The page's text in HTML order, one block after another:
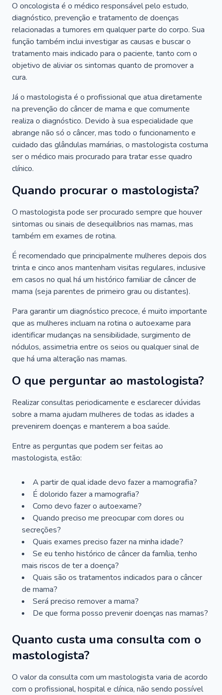
O oncologista é o médico responsável pelo estudo,
diagnóstico, prevenção e tratamento de doenças
relacionadas a tumores em qualquer parte do corpo. Sua
função também inclui investigar as causas e buscar o
tratamento mais indicado para o paciente, tanto com o
objetivo de aliviar os sintomas quanto de promover a
cura.
Já o mastologista é o profissional que atua diretamente
na prevenção do câncer de mama e que comumente
realiza o diagnóstico. Devido à sua especialidade que
abrange não só o câncer, mas todo o funcionamento e
cuidado das glândulas mamárias, o mastologista costuma
ser o médico mais procurado para tratar esse quadro
clínico.
Quando procurar o mastologista?
O mastologista pode ser procurado sempre que houver
sintomas ou sinais de desequilíbrios nas mamas, mas
também em exames de rotina.
É recomendado que principalmente mulheres depois dos
trinta e cinco anos mantenham visitas regulares, inclusive
em casos no qual há um histórico familiar de câncer de
mama (seja parentes de primeiro grau ou distantes).
Para garantir um diagnóstico precoce, é muito importante
que as mulheres incluam na rotina o autoexame para
identificar mudanças na sensibilidade, surgimento de
nódulos, assimetria entre os seios ou qualquer sinal de
que há uma alteração nas mamas.
O que perguntar ao mastologista?
Realizar consultas periodicamente e esclarecer dúvidas
sobre a mama ajudam mulheres de todas as idades a
prevenirem doenças e manterem a boa saúde.
Entre as perguntas que podem ser feitas ao
mastologista, estão:
A partir de qual idade devo fazer a mamografia?
É dolorido fazer a mamografia?
Como devo fazer o autoexame?
Quando preciso me preocupar com dores ou
secreções?
Quais exames preciso fazer na minha idade?
Se eu tenho histórico de câncer da família, tenho
mais riscos de ter a doença?
Quais são os tratamentos indicados para o câncer
de mama?
Será preciso remover a mama?
De que forma posso prevenir doenças nas mamas?
Quanto custa uma consulta com o
mastologista?
O valor da consulta com um mastologista varia de acordo
com o profissional, hospital e clínica, não sendo possível